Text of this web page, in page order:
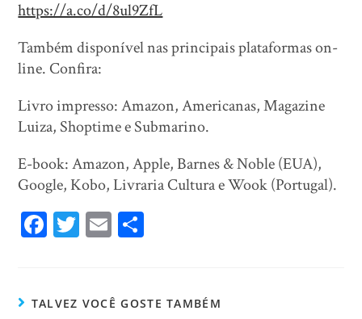
https://a.co/d/8ul9ZfL
Também disponível nas principais plataformas on-
line. Confira:
Livro impresso: Amazon, Americanas, Magazine
Luiza, Shoptime e Submarino.
E-book: Amazon, Apple, Barnes & Noble (EUA),
Google, Kobo, Livraria Cultura e Wook (Portugal).
Fa
ok
T
er
E
TALVEZ VOCÊ GOSTE TAMBÉM